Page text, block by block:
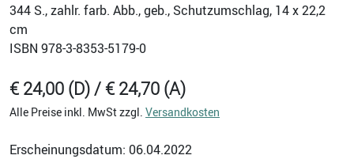
344 S., zahlr. farb. Abb., geb., Schutzumschlag, 14 x 22,2
cm
ISBN 978-3-8353-5179-0
€ 24,00 (D) / € 24,70 (A)
Alle Preise inkl. MwSt zzgl. Versandkosten
Erscheinungsdatum: 06.04.2022